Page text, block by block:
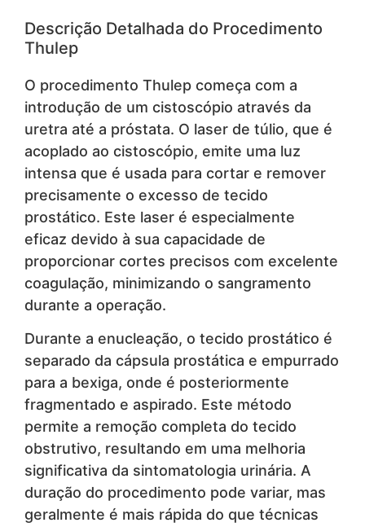
Descrição Detalhada do Procedimento
Thulep
O procedimento Thulep começa com a
introdução de um cistoscópio através da
uretra até a próstata. O laser de túlio, que é
acoplado ao cistoscópio, emite uma luz
intensa que é usada para cortar e remover
precisamente o excesso de tecido
prostático. Este laser é especialmente
eficaz devido à sua capacidade de
proporcionar cortes precisos com excelente
coagulação, minimizando o sangramento
durante a operação.
Durante a enucleação, o tecido prostático é
separado da cápsula prostática e empurrado
para a bexiga, onde é posteriormente
fragmentado e aspirado. Este método
permite a remoção completa do tecido
obstrutivo, resultando em uma melhoria
significativa da sintomatologia urinária. A
duração do procedimento pode variar, mas
geralmente é mais rápida do que técnicas